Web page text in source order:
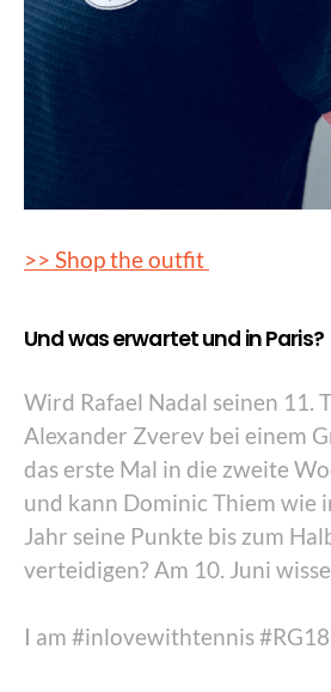
>> Shop the outfit
Und was erwartet und in Paris?
Wird Rafael Nadal seinen 11.
Alexander Zverev bei einem
das erste Mal in die zweite
und kann Dominic Thiem wie
Jahr seine Punkte bis zum
verteidigen? Am 10. Juni
I am #inlovewithtennis #RG18